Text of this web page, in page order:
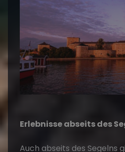
Erlebnisse abseits des
Auch abseits des Segelns